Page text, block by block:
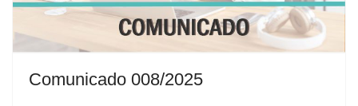
Comunicado 008/2025